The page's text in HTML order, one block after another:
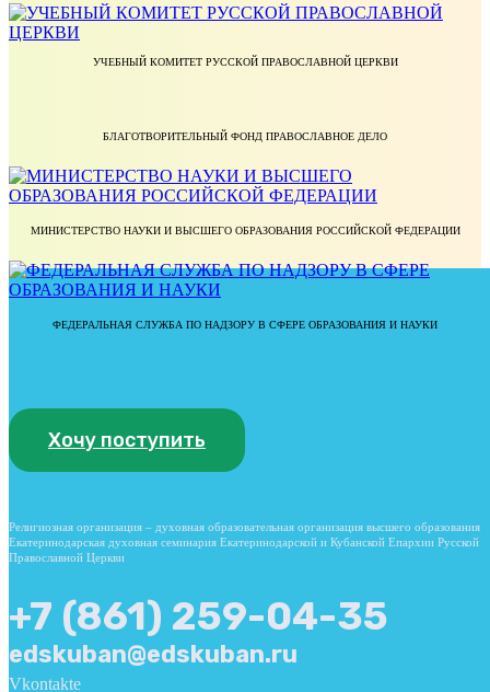
УЧЕБНЫЙ КОМИТЕТ РУССКОЙ ПРАВОСЛАВНОЙ ЦЕРКВИ
БЛАГОТВОРИТЕЛЬНЫЙ ФОНД ПРАВОСЛАВНОЕ ДЕЛО
МИНИСТЕРСТВО НАУКИ И ВЫСШЕГО ОБРАЗОВАНИЯ РОССИЙСКОЙ ФЕДЕРАЦИИ
ФЕДЕРАЛЬНАЯ СЛУЖБА ПО НАДЗОРУ В СФЕРЕ ОБРАЗОВАНИЯ И НАУКИ
Хочу поступить
Религиозная организация – духовная образовательная организация высшего образования
Екатеринодарская духовная семинария Екатеринодарской и Кубанской Епархии Русской
Православной Церкви
+7 (861) 259-04-35
edskuban@edskuban.ru
Vkontakte